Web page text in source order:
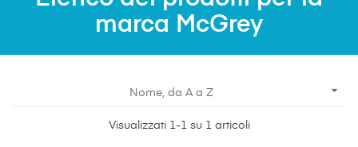
marca McGrey
Nome, da A a Z 
Visualizzati 1-1 su 1 articoli